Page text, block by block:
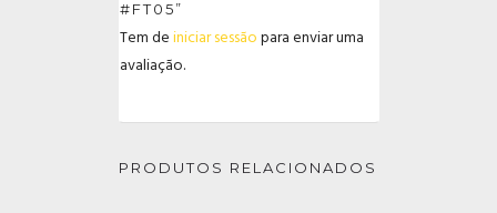
#FT05”
Tem deiniciar sessãopara enviar uma
avaliação.
PRODUTOS RELACIONADOS